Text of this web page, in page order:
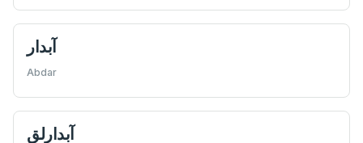
آبدار
Abdar
آبدارلق